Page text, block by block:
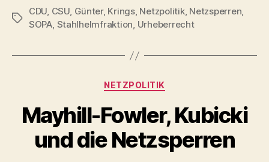
Schlagwörter
CDU, CSU, Günter, Krings, Netzpolitik, Netzsperren,
SOPA, Stahlhelmfraktion, Urheberrecht
Kategorien
NETZPOLITIK
Mayhill-Fowler, Kubicki
und die Netzsperren